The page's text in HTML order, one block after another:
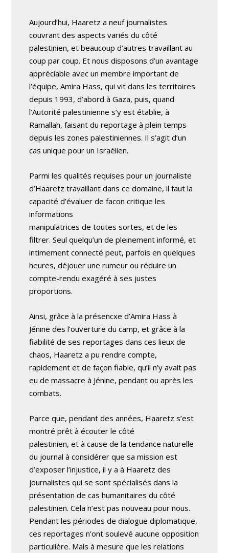
Aujourd’hui, Haaretz a neuf journalistes
couvrant des aspects variés du côté
palestinien, et beaucoup d’autres travaillant au
coup par coup. Et nous disposons d’un avantage
appréciable avec un membre important de
l’équipe, Amira Hass, qui vit dans les territoires
depuis 1993, d’abord à Gaza, puis, quand
l’Autorité palestinienne s’y est établie, à
Ramallah, faisant du reportage à plein temps
depuis les zones palestiniennes. Il s’agit d’un
cas unique pour un Israélien.
Parmi les qualités requises pour un journaliste
d’Haaretz travaillant dans ce domaine, il faut la
capacité d’évaluer de facon critique les
informations
manipulatrices de toutes sortes, et de les
filtrer. Seul quelqu’un de pleinement informé, et
intimement connecté peut, parfois en quelques
heures, déjouer une rumeur ou réduire un
compte-rendu exagéré à ses justes
proportions.
Ainsi, grâce à la présencxe d’Amira Hass à
Jénine des l’ouverture du camp, et grâce à la
fiabilité de ses reportages dans ces lieux de
chaos, Haaretz a pu rendre compte,
rapidement et de façon fiable, qu’il n’y avait pas
eu de massacre à Jénine, pendant ou après les
combats.
Parce que, pendant des années, Haaretz s’est
montré prêt à écouter le côté
palestinien, et à cause de la tendance naturelle
du journal à considérer que sa mission est
d’exposer l’injustice, il y a à Haaretz des
journalistes qui se sont spécialisés dans la
présentation de cas humanitaires du côté
palestinien. Cela n’est pas nouveau pour nous.
Pendant les périodes de dialogue diplomatique,
ces reportages n’ont soulevé aucune opposition
particulière. Mais à mesure que les relations